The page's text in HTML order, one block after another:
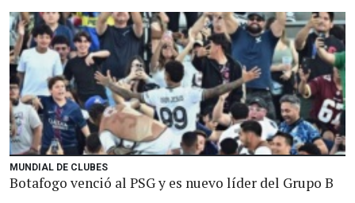
MUNDIAL DE CLUBES
Botafogo venció al PSG y es nuevo líder del Grupo B